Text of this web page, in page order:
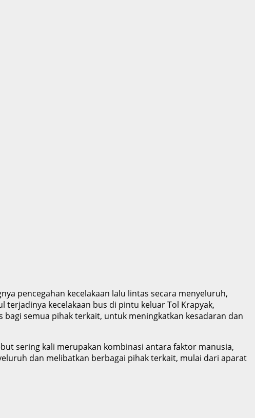
pencegahan kecelakaan lalu lintas secara menyeluruh,
kecelakaan bus di pintu keluar Tol Krapyak,
semua pihak terkait, untuk meningkatkan kesadaran dan
sering kali merupakan kombinasi antara faktor manusia,
dan melibatkan berbagai pihak terkait, mulai dari aparat